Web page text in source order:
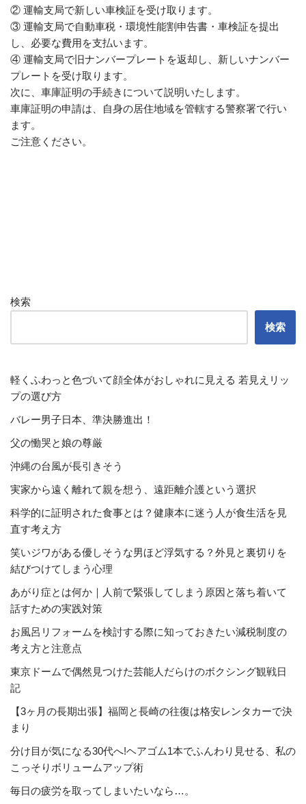
② 運輸支局で新しい車検証を受け取ります。
③ 運輸支局で自動車税・環境性能割申告書・車検証を提出
し、必要な費用を支払います。
④ 運輸支局で旧ナンバープレートを返却し、新しいナンバー
プレートを受け取ります。
次に、車庫証明の手続きについて説明いたします。
車庫証明の申請は、自身の居住地域を管轄する警察署で行い
ます。
ご注意ください。
検索
検索
軽くふわっと色づいて顔全体がおしゃれに見える 若見えリッ
プの選び方
バレー男子日本、準決勝進出！
父の慟哭と娘の尊厳
沖縄の台風が長引きそう
実家から遠く離れて親を想う、遠距離介護という選択
科学的に証明された食事とは？健康本に迷う人が食生活を見
直す考え方
笑いジワがある優しそうな男ほど浮気する？外見と裏切りを
結びつけてしまう心理
あがり症とは何か｜人前で緊張してしまう原因と落ち着いて
話すための実践対策
お風呂リフォームを検討する際に知っておきたい減税制度の
考え方と注意点
東京ドームで偶然見つけた芸能人だらけのボクシング観戦日
記
【3ヶ月の長期出張】福岡と長崎の往復は格安レンタカーで決
まり
分け目が気になる30代へ!ヘアゴム1本でふんわり見せる、私の
こっそりボリュームアップ術
毎日の疲労を取ってしまいたいなら…。